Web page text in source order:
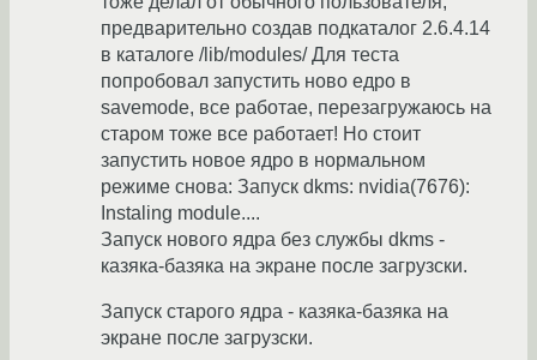
предварительно создав подкаталог 2.6.4.14
в каталоге /lib/modules/ Для теста
попробовал запустить ново едро в
savemode, все работае, перезагружаюсь на
старом тоже все работает! Но стоит
запустить новое ядро в нормальном
режиме снова: Запуск dkms: nvidia(7676):
Instaling module....
Запуск нового ядра без службы dkms -
казяка-базяка на экране после загрузски.
Запуск старого ядра - казяка-базяка на
экране после загрузски.